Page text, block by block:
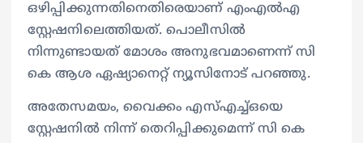
ഒഴിപ്പിക്കുന്നതിനെതിരെയാണ് എംഎൽഎ
സ്റ്റേഷനിലെത്തിയത്. പൊലീസിൽ
നിന്നുണ്ടായത് മോശം അനുഭവമാണെന്ന് സി
കെ ആശ ഏഷ്യാനെറ്റ് ന്യൂസിനോട് പറഞ്ഞു.
അതേസമയം, വൈക്കം എസ്എച്ച്ഒയെ
സ്റ്റേഷനിൽ നിന്ന് തെറിപ്പിക്കുമെന്ന് സി കെ